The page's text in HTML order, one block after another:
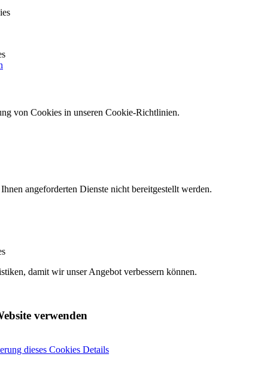
von Cookies in unseren Cookie-Richtlinien.
angeforderten Dienste nicht bereitgestellt werden.
damit wir unser Angebot verbessern können.
verwenden
dieses Cookies Details